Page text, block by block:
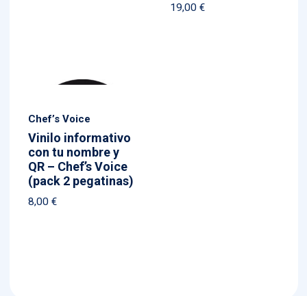
19,00 €
Chef’s Voice
Vinilo informativo
con tu nombre y
QR – Chef’s Voice
(pack 2 pegatinas)
8,00€